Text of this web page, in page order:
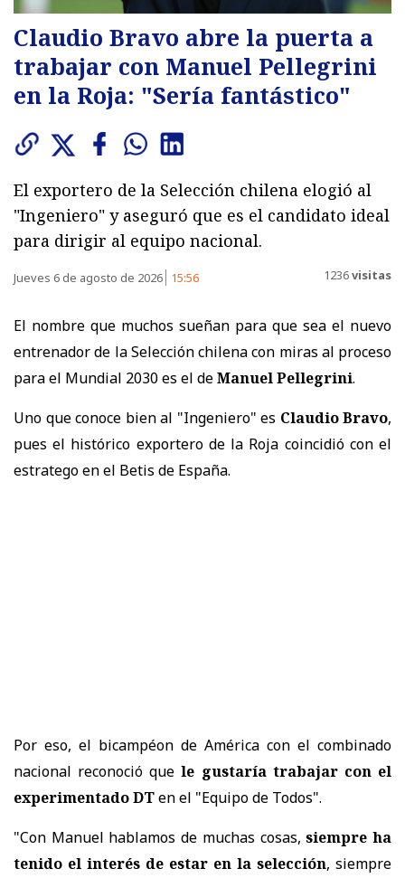
Claudio Bravo abre la puerta a
trabajar con Manuel Pellegrini
en la Roja: "Sería fantástico"
El exportero de la Selección chilena elogió al
"Ingeniero" y aseguró que es el candidato ideal
para dirigir al equipo nacional.
Jueves 6 de agosto de 2026 15:56 1236visitas
El nombre que muchos sueñan para que sea el nuevo
entrenador de la Selección chilena con miras al proceso
para el Mundial 2030 es el deManuel Pellegrini.
Uno que conoce bien al "Ingeniero" es Claudio Bravo,
pues el histórico exportero de la Roja coincidió con el
estratego en el Betis de España.
Por eso, el bicampéon de América con el combinado
nacional reconoció quele gustaría trabajar con el
experimentado DTen el "Equipo de Todos".
"Con Manuel hablamos de muchas cosas,siempre ha
tenido el interés de estar en la selección, siempre